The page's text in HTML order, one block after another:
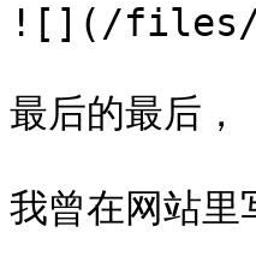
![](/files/
最后的最后，
我曾在网站里